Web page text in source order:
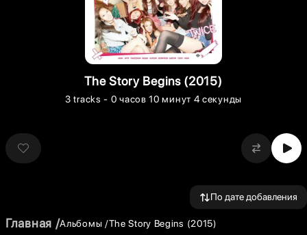
The Story Begins (2015)
3 tracks- 0 часов 10 минут 4 секунды
По дате добавления
Главная Альбомы The Story Begins (2015)